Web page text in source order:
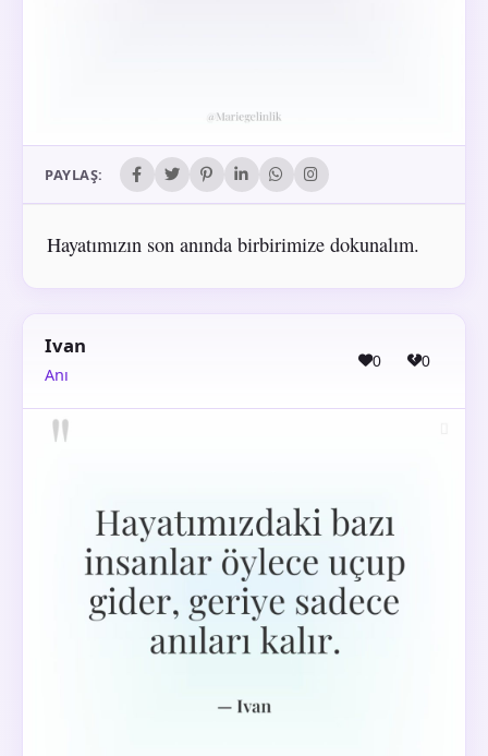
PAYLAŞ:
Hayatımızın son anında birbirimize dokunalım.
Ivan
Anı
0 0